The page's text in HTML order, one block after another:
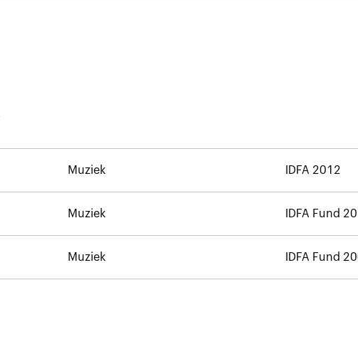
Muziek IDFA 2012
Muziek IDFA Fund
Muziek IDFA Fund